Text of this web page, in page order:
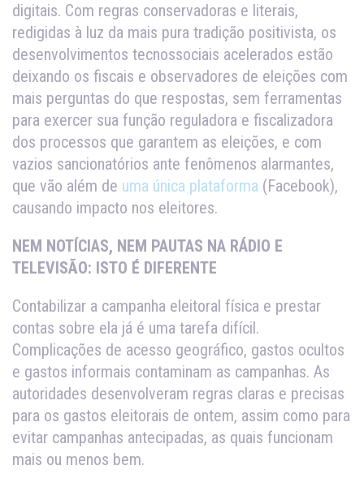
digitais. Com regras conservadoras e literais,
redigidas à luz da mais pura tradição positivista, os
desenvolvimentos tecnossociais acelerados estão
deixando os fiscais e observadores de eleições com
mais perguntas do que respostas, sem ferramentas
para exercer sua função reguladora e fiscalizadora
dos processos que garantem as eleições, e com
vazios sancionatórios ante fenômenos alarmantes,
que vão além de uma única plataforma (Facebook),
causando impacto nos eleitores.
NEM NOTÍCIAS, NEM PAUTAS NA RÁDIO E
TELEVISÃO: ISTO É DIFERENTE
Contabilizar a campanha eleitoral física e prestar
contas sobre ela já é uma tarefa difícil.
Complicações de acesso geográfico, gastos ocultos
e gastos informais contaminam as campanhas. As
autoridades desenvolveram regras claras e precisas
para os gastos eleitorais de ontem, assim como para
evitar campanhas antecipadas, as quais funcionam
mais ou menos bem.